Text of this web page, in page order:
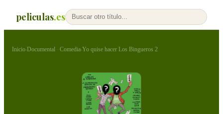
peliculas.es
Inicio›Documental · Comedia›Yo quise hacer Los Bingueros 2